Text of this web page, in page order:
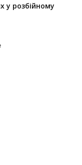
у розбійному